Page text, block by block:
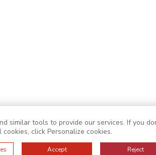
similar tools to provide our services. If you
click Personalize cookies.
Accept Reject